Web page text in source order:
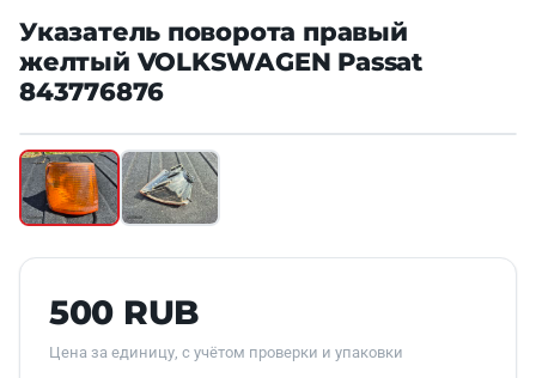
Указатель поворота правый
желтый VOLKSWAGEN Passat
843776876
Б/У В НАЛИЧИИ
500 RUB
Цена за единицу, с учётом проверки и упаковки